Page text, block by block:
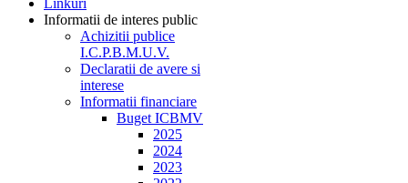
Informatii de interes public
Achizitii publice
I.C.P.B.M.U.V.
Declaratii de avere si
interese
Informatii financiare
Buget ICBMV
2025
2024
2023